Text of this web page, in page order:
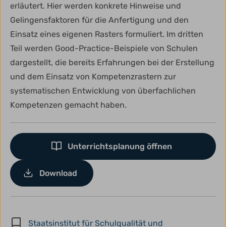
erläutert. Hier werden konkrete Hinweise und
Gelingensfaktoren für die Anfertigung und den
Einsatz eines eigenen Rasters formuliert. Im dritten
Teil werden Good-Practice-Beispiele von Schulen
dargestellt, die bereits Erfahrungen bei der Erstellung
und dem Einsatz von Kompetenzrastern zur
systematischen Entwicklung von überfachlichen
Kompetenzen gemacht haben.
Unterrichtsplanung öffnen
Download
Staatsinstitut für Schulqualität und